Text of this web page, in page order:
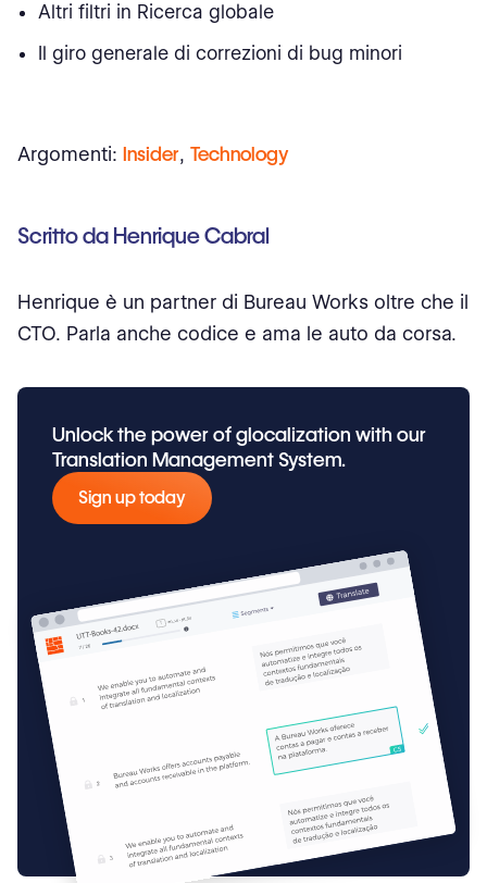
Altri filtri in Ricerca globale
Il giro generale di correzioni di bug minori
Argomenti: Insider, Technology
Scritto da Henrique Cabral
Henrique è un partner di Bureau Works oltre che il
CTO. Parla anche codice e ama le auto da corsa.
Unlock the power of glocalization with our
Translation Management System.
Sign up today